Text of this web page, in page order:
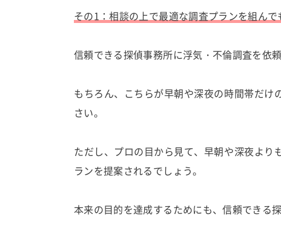
その1：相談の上で最適な調査プランを組んで
信頼できる探偵事務所に浮気・不倫調査を依
もちろん、こちらが早朝や深夜の時間帯だ
さい。
ただし、プロの目から見て、早朝や深夜よ
ランを提案されるでしょう。
本来の目的を達成するためにも、信頼できる